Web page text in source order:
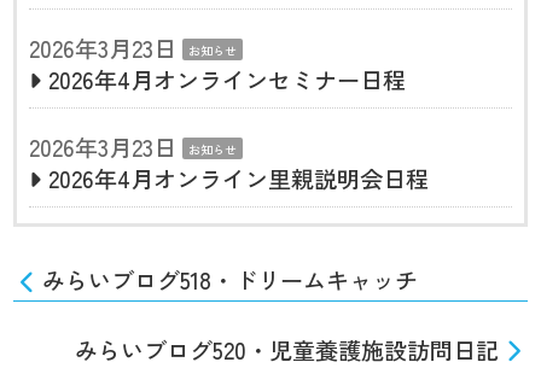
2026年3月23日
お知らせ
2026年4月オンラインセミナー日程
2026年3月23日
お知らせ
2026年4月オンライン里親説明会日程
みらいブログ518・ドリームキャッチ
みらいブログ520・児童養護施設訪問日記